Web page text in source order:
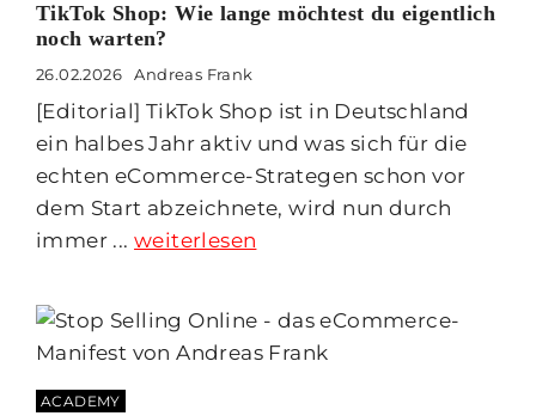
TikTok Shop: Wie lange möchtest du eigentlich
noch warten?
26.02.2026 Andreas Frank
[Editorial] TikTok Shop ist in Deutschland
ein halbes Jahr aktiv und was sich für die
echten eCommerce-Strategen schon vor
dem Start abzeichnete, wird nun durch
immer ...weiterlesen
ACADEMY